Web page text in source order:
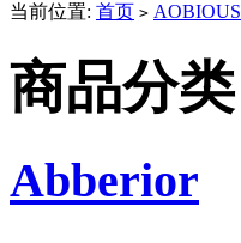
当前位置: 首页 > AOBIOUS
商品分类
Abberior